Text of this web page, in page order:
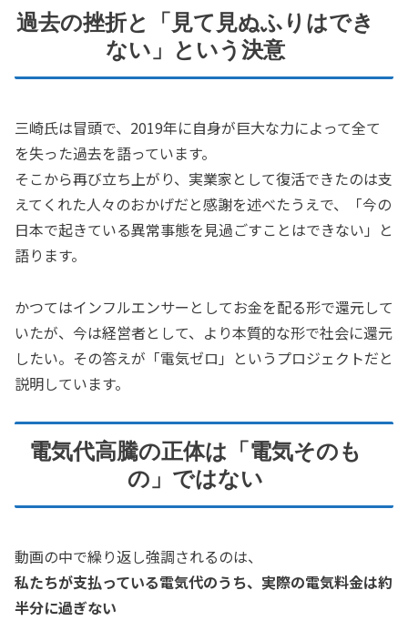
過去の挫折と「見て見ぬふりはでき
ない」という決意
三崎氏は冒頭で、2019年に自身が巨大な力によって全て
を失った過去を語っています。
そこから再び立ち上がり、実業家として復活できたのは支
えてくれた人々のおかげだと感謝を述べたうえで、「今の
日本で起きている異常事態を見過ごすことはできない」と
語ります。
かつてはインフルエンサーとしてお金を配る形で還元して
いたが、今は経営者として、より本質的な形で社会に還元
したい。その答えが「電気ゼロ」というプロジェクトだと
説明しています。
電気代高騰の正体は「電気そのも
の」ではない
動画の中で繰り返し強調されるのは、
私たちが支払っている電気代のうち、実際の電気料金は約
半分に過ぎない